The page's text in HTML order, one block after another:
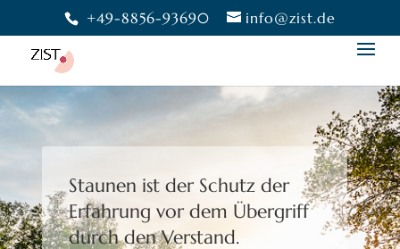
+49-8856-93690 info@zist.de
Staunen ist der Schutz der
Erfahrung vor dem Übergriff
durch den Verstand.